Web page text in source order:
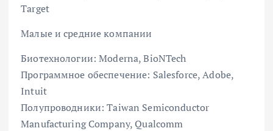
Target
Малые и средние компании
Биотехнологии: Moderna, BioNTech
Программное обеспечение: Salesforce, Adobe,
Intuit
Полупроводники: Taiwan Semiconductor
Manufacturing Company, Qualcomm